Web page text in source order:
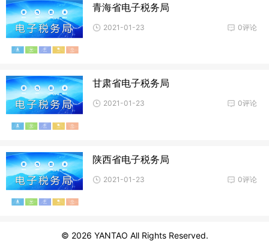
青海省电子税务局
0评论
2021-01-23
甘肃省电子税务局
0评论
2021-01-23
陕西省电子税务局
0评论
2021-01-23
© 2026 YANTAO All Rights Reserved.